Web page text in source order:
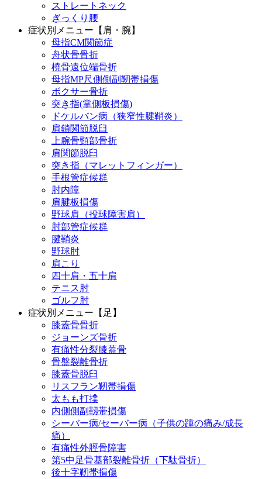
ストレートネック
ぎっくり腰
症状別メニュー【肩・腕】
母指CM関節症
舟状骨骨折
橈骨遠位端骨折
母指MP尺側側副靭帯損傷
ボクサー骨折
突き指(掌側板損傷)
ドケルバン病（狭窄性腱鞘炎）
肩鎖関節脱臼
上腕骨頸部骨折
肩関節脱臼
突き指（マレットフィンガー）
手根管症候群
肘内障
肩腱板損傷
野球肩（投球障害肩）
肘部管症候群
腱鞘炎
野球肘
肩こり
四十肩・五十肩
テニス肘
ゴルフ肘
症状別メニュー【足】
膝蓋骨骨折
ジョーンズ骨折
有痛性分裂膝蓋骨
骨盤裂離骨折
膝蓋骨脱臼
リスフラン靭帯損傷
太もも打撲
内側側副靱帯損傷
シーバー病/セーバー病（子供の踵の痛み/成長
痛）
有痛性外脛骨障害
第5中足骨基部裂離骨折（下駄骨折）
後十字靭帯損傷